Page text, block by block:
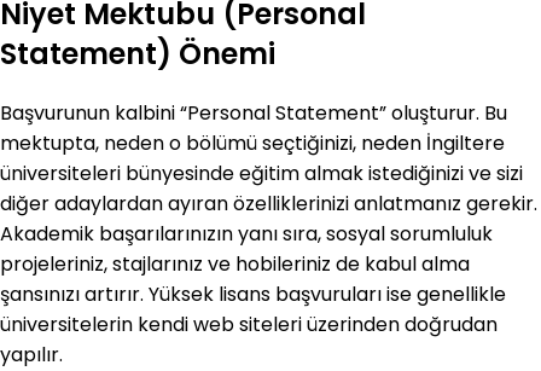
Niyet Mektubu (Personal
Statement) Önemi
Başvurunun kalbini “Personal Statement” oluşturur. Bu
mektupta, neden o bölümü seçtiğinizi, neden İngiltere
üniversiteleri bünyesinde eğitim almak istediğinizi ve sizi
diğer adaylardan ayıran özelliklerinizi anlatmanız gerekir.
Akademik başarılarınızın yanı sıra, sosyal sorumluluk
projeleriniz, stajlarınız ve hobileriniz de kabul alma
şansınızı artırır. Yüksek lisans başvuruları ise genellikle
üniversitelerin kendi web siteleri üzerinden doğrudan
yapılır.